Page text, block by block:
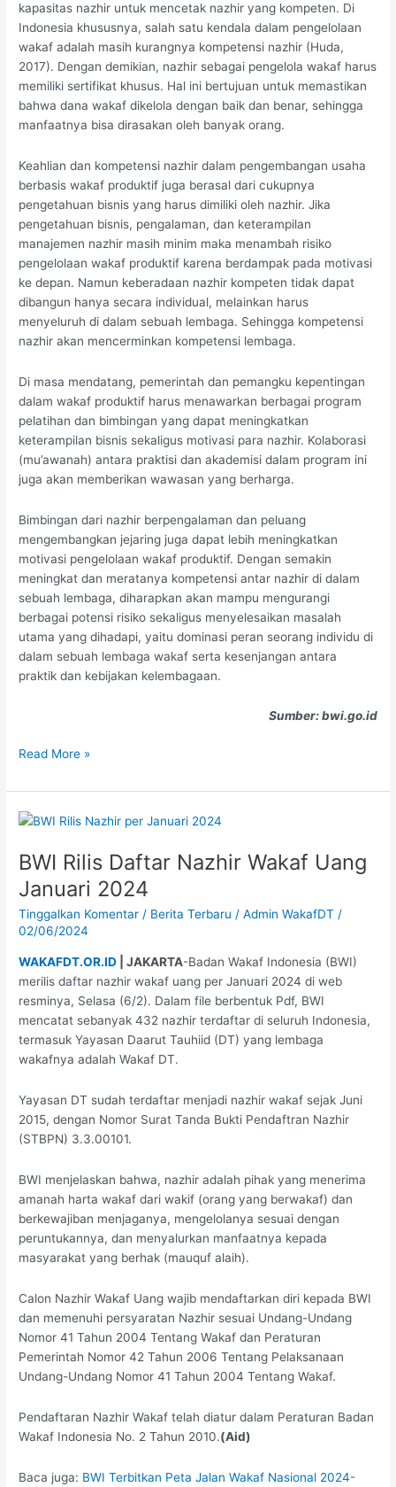
kapasitas nazhir untuk mencetak nazhir yang kompeten. Di
Indonesia khususnya, salah satu kendala dalam pengelolaan
wakaf adalah masih kurangnya kompetensi nazhir (Huda,
2017). Dengan demikian, nazhir sebagai pengelola wakaf harus
memiliki sertifikat khusus. Hal ini bertujuan untuk memastikan
bahwa dana wakaf dikelola dengan baik dan benar, sehingga
manfaatnya bisa dirasakan oleh banyak orang.
Keahlian dan kompetensi nazhir dalam pengembangan usaha
berbasis wakaf produktif juga berasal dari cukupnya
pengetahuan bisnis yang harus dimiliki oleh nazhir. Jika
pengetahuan bisnis, pengalaman, dan keterampilan
manajemen nazhir masih minim maka menambah risiko
pengelolaan wakaf produktif karena berdampak pada motivasi
ke depan. Namun keberadaan nazhir kompeten tidak dapat
dibangun hanya secara individual, melainkan harus
menyeluruh di dalam sebuah lembaga. Sehingga kompetensi
nazhir akan mencerminkan kompetensi lembaga.
Di masa mendatang, pemerintah dan pemangku kepentingan
dalam wakaf produktif harus menawarkan berbagai program
pelatihan dan bimbingan yang dapat meningkatkan
keterampilan bisnis sekaligus motivasi para nazhir. Kolaborasi
(mu’awanah) antara praktisi dan akademisi dalam program ini
juga akan memberikan wawasan yang berharga.
Bimbingan dari nazhir berpengalaman dan peluang
mengembangkan jejaring juga dapat lebih meningkatkan
motivasi pengelolaan wakaf produktif. Dengan semakin
meningkat dan meratanya kompetensi antar nazhir di dalam
sebuah lembaga, diharapkan akan mampu mengurangi
berbagai potensi risiko sekaligus menyelesaikan masalah
utama yang dihadapi, yaitu dominasi peran seorang individu di
dalam sebuah lembaga wakaf serta kesenjangan antara
praktik dan kebijakan kelembagaan.
Sumber: bwi.go.id
Read More »
BWI Rilis Daftar Nazhir Wakaf Uang
Januari 2024
Tinggalkan Komentar / Berita Terbaru /Admin WakafDT/
02/06/2024
WAKAFDT.OR.ID | JAKARTA-Badan Wakaf Indonesia (BWI)
merilis daftar nazhir wakaf uang per Januari 2024 di web
resminya, Selasa (6/2). Dalam file berbentuk Pdf, BWI
mencatat sebanyak 432 nazhir terdaftar di seluruh Indonesia,
termasuk Yayasan Daarut Tauhiid (DT) yang lembaga
wakafnya adalah Wakaf DT.
Yayasan DT sudah terdaftar menjadi nazhir wakaf sejak Juni
2015, dengan Nomor Surat Tanda Bukti Pendaftran Nazhir
(STBPN) 3.3.00101.
BWI menjelaskan bahwa, nazhir adalah pihak yang menerima
amanah harta wakaf dari wakif (orang yang berwakaf) dan
berkewajiban menjaganya, mengelolanya sesuai dengan
peruntukannya, dan menyalurkan manfaatnya kepada
masyarakat yang berhak (mauquf alaih).
Calon Nazhir Wakaf Uang wajib mendaftarkan diri kepada BWI
dan memenuhi persyaratan Nazhir sesuai Undang-Undang
Nomor 41 Tahun 2004 Tentang Wakaf dan Peraturan
Pemerintah Nomor 42 Tahun 2006 Tentang Pelaksanaan
Undang-Undang Nomor 41 Tahun 2004 Tentang Wakaf.
Pendaftaran Nazhir Wakaf telah diatur dalam Peraturan Badan
Wakaf Indonesia No. 2 Tahun 2010.(Aid)
Baca juga: BWI Terbitkan Peta Jalan Wakaf Nasional 2024-
BWI
Daftar
Nazhir
Wakaf
Uang
Januari
2024